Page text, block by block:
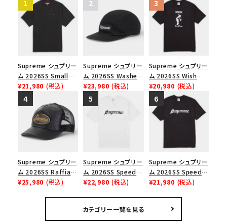
Supreme シュプリー
ム 2026SS Small
Box Tee スモールボ
ックスTシャツ ブラッ
ク
¥21,980 (税込)
Supreme シュプリー
ム 2026SS Washed
Chino Twill Camp
Cap ウォッシュド チ
ノツイル キャンプキャ
ップ ブラック
¥23,980 (税込)
Supreme シュプリー
ム 2026SS Wish
Tee ウィッシュTシ
ャツ ブラック
¥20,980 (税込)
Supreme シュプリー
ム 2026SS Raffia
Mesh Back 5-Panel
¥25,980 (税込)
Supreme シュプリー
ム 2026SS Speed
Tee スピードTシャツ
¥22,980 (税込)
Supreme シュプリー
ム 2026SS Speed
Tee スピードTシャツ
¥21,980 (税込)
カテゴリー一覧を見る